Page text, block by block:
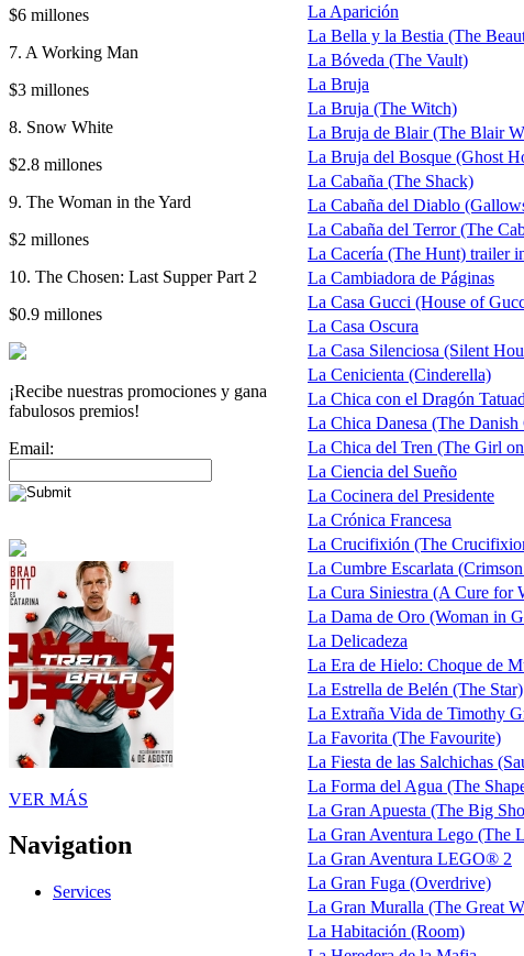
$6 millones
7. A Working Man
$3 millones
8. Snow White
$2.8 millones
9. The Woman in the Yard
$2 millones
10. The Chosen: Last Supper Part 2
$0.9 millones
¡Recibe nuestras promociones y gana
fabulosos premios!
Email:
VER MÁS
Navigation
Services
La Aparición
La Bella y la Bestia (The
La Bóveda (The Vault)
La Bruja
La Bruja (The Witch)
La Bruja de Blair (The Blair
La Bruja del Bosque (Ghost
La Cabaña (The Shack)
La Cabaña del Diablo
La Cabaña del Terror (The
La Cacería (The Hunt) trailer
La Cambiadora de Páginas
La Casa Gucci (House of
La Casa Oscura
La Casa Silenciosa (Silent
La Cenicienta (Cinderella)
La Chica con el Dragón
La Chica Danesa (The
La Chica del Tren (The Girl
La Ciencia del Sueño
La Cocinera del Presidente
La Crónica Francesa
La Crucifixión (The
La Cumbre Escarlata
La Cura Siniestra (A Cure for
La Dama de Oro (Woman in
La Delicadeza
La Era de Hielo: Choque de
La Estrella de Belén (The Star)
La Extraña Vida de Timothy
La Favorita (The Favourite)
La Fiesta de las Salchichas
La Forma del Agua (The
La Gran Apuesta (The Big
La Gran Aventura Lego (The
La Gran Aventura LEGO® 2
La Gran Fuga (Overdrive)
La Gran Muralla (The Great
La Habitación (Room)